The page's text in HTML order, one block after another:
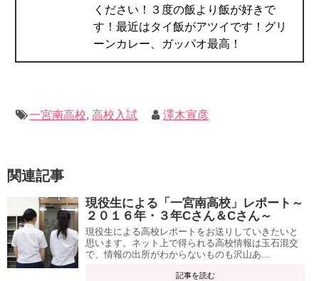
ください！３度の飯より飯が好きで
す！最近はタイ飯がアツイです！グリ
ーンカレー、ガッパオ最高！
一宮南高校,高校入試 澤木宣彦
関連記事
現役生による「一宮南高校」レポート～
２０１６年・３年Cさん＆Cさん～
現役生による高校レポートをお送りしていきたいと
思います。ネット上で得られる高校情報は玉石混交
で、情報の出所がわからないものも沢山あ...
記事を読む